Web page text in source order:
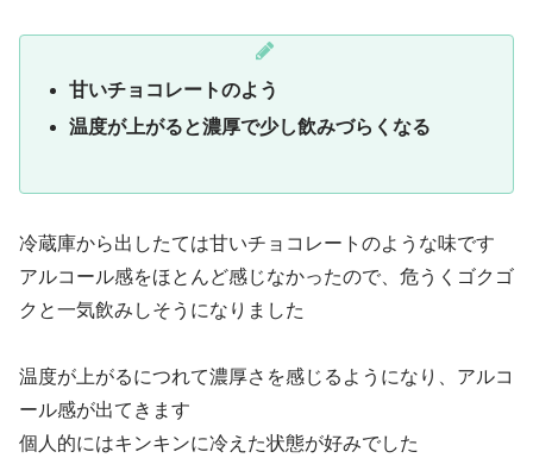
甘いチョコレートのよう
温度が上がると濃厚で少し飲みづらくなる
冷蔵庫から出したては甘いチョコレートのような味です
アルコール感をほとんど感じなかったので、危うくゴクゴ
クと一気飲みしそうになりました
温度が上がるにつれて濃厚さを感じるようになり、アルコ
ール感が出てきます
個人的にはキンキンに冷えた状態が好みでした